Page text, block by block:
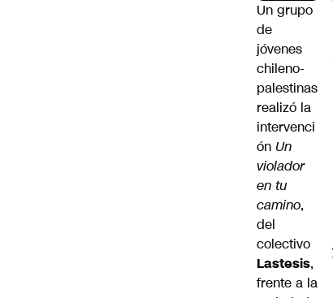
Un grupo
de
jóvenes
chileno-
palestinas
realizó la
intervenci
ón Un
violador
en tu
camino,
del
colectivo
Lastesis,
frente a la